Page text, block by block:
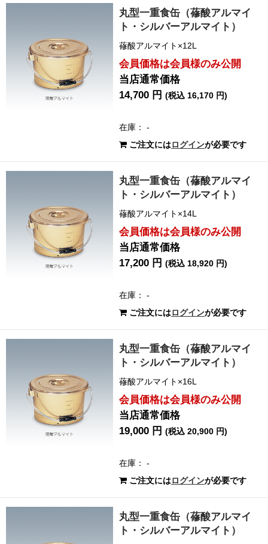
丸型一重食缶（蓚酸アルマイ
ト・シルバーアルマイト）
蓚酸アルマイト×12L
会員価格は会員様のみ公開
当店通常価格
14,700 円(税込 16,170 円)
在庫： -
ご注文にはログインが必要です
丸型一重食缶（蓚酸アルマイ
ト・シルバーアルマイト）
蓚酸アルマイト×14L
会員価格は会員様のみ公開
当店通常価格
17,200 円(税込 18,920 円)
在庫： -
ご注文にはログインが必要です
丸型一重食缶（蓚酸アルマイ
ト・シルバーアルマイト）
蓚酸アルマイト×16L
会員価格は会員様のみ公開
当店通常価格
19,000 円(税込 20,900 円)
在庫： -
ご注文にはログインが必要です
丸型一重食缶（蓚酸アルマイ
ト・シルバーアルマイト）